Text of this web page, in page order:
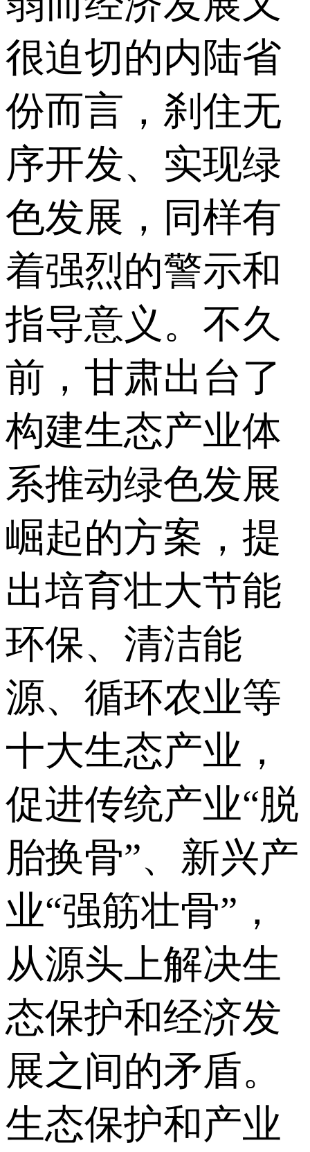
很迫切的内陆省
份而言，刹住无
序开发、实现绿
色发展，同样有
着强烈的警示和
指导意义。不久
前，甘肃出台了
构建生态产业体
系推动绿色发展
崛起的方案，提
出培育壮大节能
环保、清洁能
源、循环农业等
十大生态产业，
促进传统产业“脱
胎换骨”、新兴产
业“强筋壮骨”，
从源头上解决生
态保护和经济发
展之间的矛盾。
生态保护和产业